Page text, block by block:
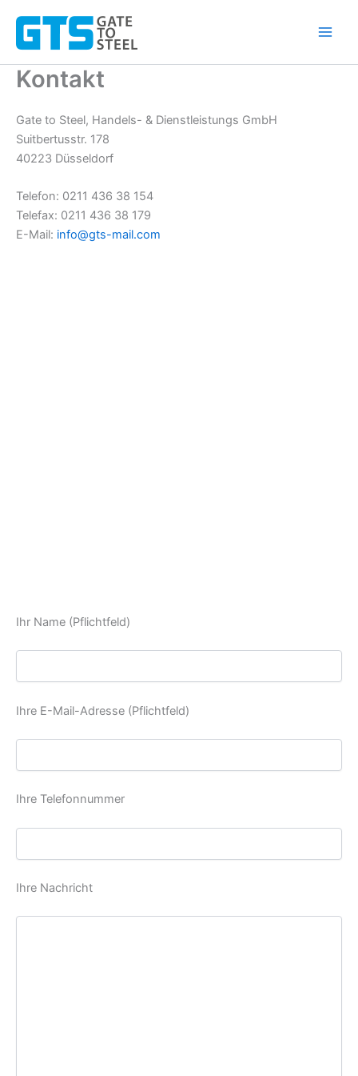
Inhalt
springen
Kontakt
Gate to Steel, Handels- & Dienstleistungs GmbH
Suitbertusstr. 178
40223 Düsseldorf
Telefon: 0211 436 38 154
Telefax: 0211 436 38 179
E-Mail: info@gts-mail.com
Ihr Name (Pflichtfeld)
Ihre E-Mail-Adresse (Pflichtfeld)
Ihre Telefonnummer
Ihre Nachricht